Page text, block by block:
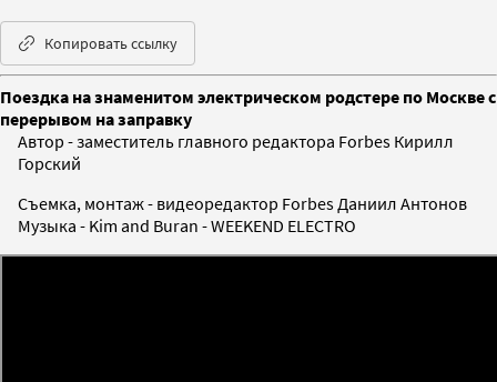
Копировать ссылку
Поездка на знаменитом электрическом родстере по Москве с
перерывом на заправку
Автор - заместитель главного редактора Forbes Кирилл
Горский
Съемка, монтаж - видеоредактор Forbes Даниил Антонов
Музыка - Kim and Buran - WEEKEND ELECTRO